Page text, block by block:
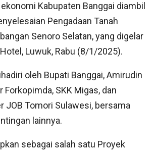
Kabupaten Banggai diambil
Pengadaan Tanah
Senoro Selatan, yang digelar
Luwuk, Rabu (8/1/2025).
oleh Bupati Banggai, Amirudin
Forkopimda, SKK Migas, dan
JOB Tomori Sulawesi, bersama
lainnya.
sebagai salah satu Proyek